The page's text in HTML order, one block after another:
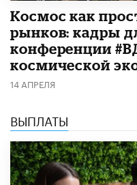
Космос как
рынков: кадры
конференции
космической
14 АПРЕЛЯ
ВЫПЛАТЫ